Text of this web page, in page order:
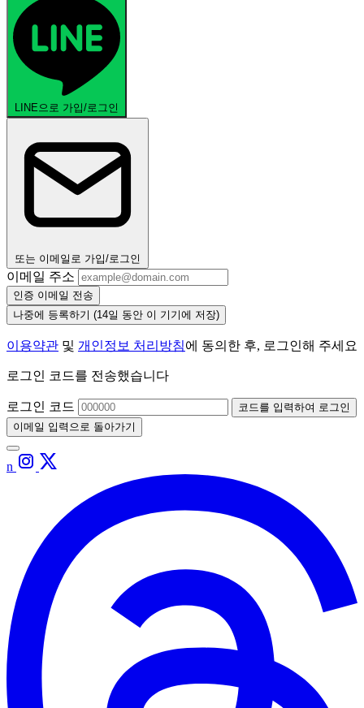
LINE으로 가입/로그인
또는 이메일로 가입/로그인
이메일 주소
인증 이메일 전송
나중에 등록하기 (14일 동안 이 기기에 저장)
이용약관 및 개인정보 처리방침에 동의한 후, 로그인해 주세요
로그인 코드를 전송했습니다
로그인 코드
코드를 입력하여 로그인
이메일 입력으로 돌아가기
n